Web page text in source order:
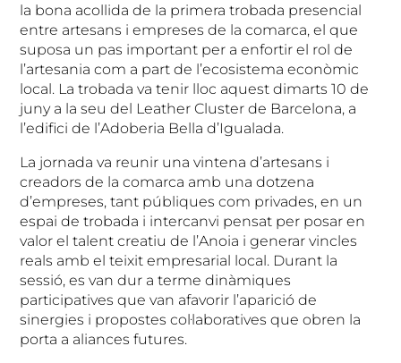
la bona acollida de la primera trobada presencial
entre artesans i empreses de la comarca, el que
suposa un pas important per a enfortir el rol de
l’artesania com a part de l’ecosistema econòmic
local. La trobada va tenir lloc aquest dimarts 10 de
juny a la seu del Leather Cluster de Barcelona, a
l’edifici de l’Adoberia Bella d’Igualada.
La jornada va reunir una vintena d’artesans i
creadors de la comarca amb una dotzena
d’empreses, tant públiques com privades, en un
espai de trobada i intercanvi pensat per posar en
valor el talent creatiu de l’Anoia i generar vincles
reals amb el teixit empresarial local. Durant la
sessió, es van dur a terme dinàmiques
participatives que van afavorir l’aparició de
sinergies i propostes col·laboratives que obren la
porta a aliances futures.